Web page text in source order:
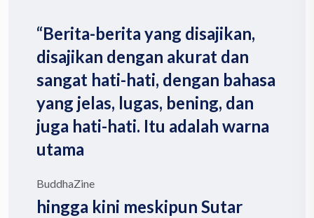
“Berita-berita yang disajikan,
disajikan dengan akurat dan
sangat hati-hati, dengan bahasa
yang jelas, lugas, bening, dan
juga hati-hati. Itu adalah warna
utama
BuddhaZine
hingga kini meskipun Sutar